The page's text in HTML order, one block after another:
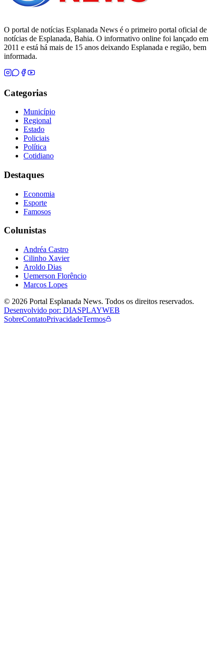
O portal de notícias Esplanada News é o primeiro portal oficial de
notícias de Esplanada, Bahia. O informativo online foi lançado em
2011 e está há mais de 15 anos deixando Esplanada e região, bem
informada.
Categorias
Município
Regional
Estado
Policiais
Política
Cotidiano
Destaques
Economia
Esporte
Famosos
Colunistas
Andréa Castro
Cilinho Xavier
Aroldo Dias
Uemerson Florêncio
Marcos Lopes
© 2026 Portal Esplanada News. Todos os direitos reservados.
Desenvolvido por: DIASPLAYWEB
SobreContatoPrivacidadeTermos